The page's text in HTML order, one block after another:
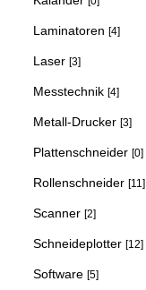
Laminatoren [4]
Laser [3]
Messtechnik [4]
Metall-Drucker [3]
Plattenschneider [0]
Rollenschneider [11]
Scanner [2]
Schneideplotter [12]
Software [5]